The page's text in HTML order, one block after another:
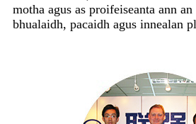
motha agus as proifeiseanta ann
bhualaidh, pacaidh agus innealan